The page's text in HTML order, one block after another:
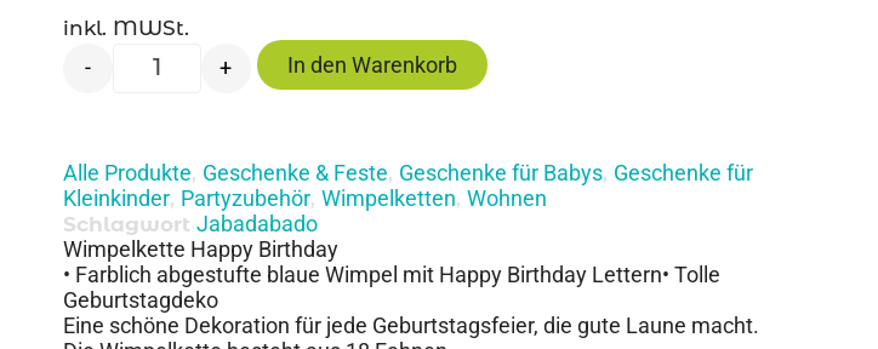
inkl. MWSt.
- + In den Warenkorb
Alle Produkte, Geschenke & Feste, Geschenke für Babys, Geschenke für
Kleinkinder, Partyzubehör, Wimpelketten, Wohnen
Schlagwort Jabadabado
Wimpelkette Happy Birthday
• Farblich abgestufte blaue Wimpel mit Happy Birthday Lettern• Tolle
Geburtstagdeko
Eine schöne Dekoration für jede Geburtstagsfeier, die gute Laune macht.